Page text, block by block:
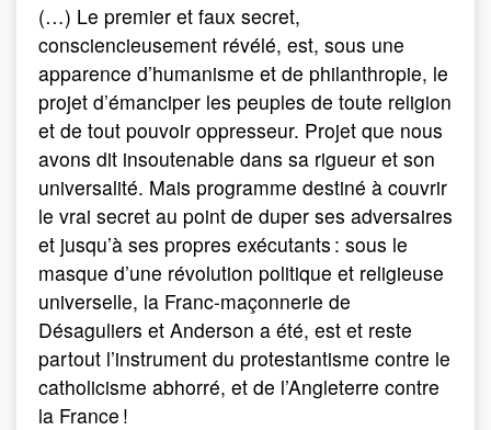
(…) Le premier et faux secret,
consciencieusement révélé, est, sous une
apparence d’humanisme et de philanthropie, le
projet d’émanciper les peuples de toute religion
et de tout pouvoir oppresseur. Projet que nous
avons dit insoutenable dans sa rigueur et son
universalité. Mais programme destiné à couvrir
le vrai secret au point de duper ses adversaires
et jusqu’à ses propres exécutants : sous le
masque d’une révolution politique et religieuse
universelle, la Franc-maçonnerie de
Désaguliers et Anderson a été, est et reste
partout l’instrument du protestantisme contre le
catholicisme abhorré, et de l’Angleterre contre
la France !